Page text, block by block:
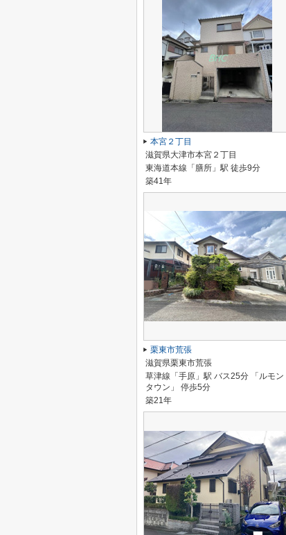
本宮２丁目
滋賀県大津市本宮２丁目
東海道本線「膳所」駅 徒歩9分
築41年
栗東市荒張
滋賀県栗東市荒張
草津線「手原」駅 バス25分 「ルモン
タウン」 停歩5分
築21年